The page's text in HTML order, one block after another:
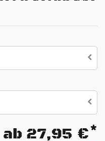
ab 27,95 €*